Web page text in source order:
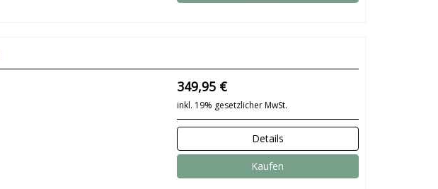
349,95 €
inkl. 19% gesetzlicher MwSt.
Details
Kaufen